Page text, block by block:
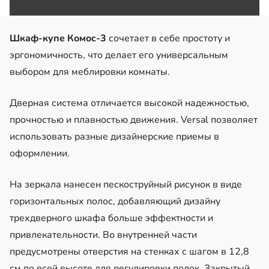
Шкаф-купе Комос-3 сочетает в себе простоту и
эргономичность, что делает его универсальным
выбором для меблировки комнаты.
Дверная система отличается высокой надежностью,
прочностью и плавностью движения. Versal позволяет
использовать разные дизайнерские приемы в
оформлении.
На зеркала нанесен пескоструйный рисунок в виде
горизонтальных полос, добавляющий дизайну
трехдверного шкафа больше эффектности и
привлекательности. Во внутренней части
предусмотрены отверстия на стенках с шагом в 12,8